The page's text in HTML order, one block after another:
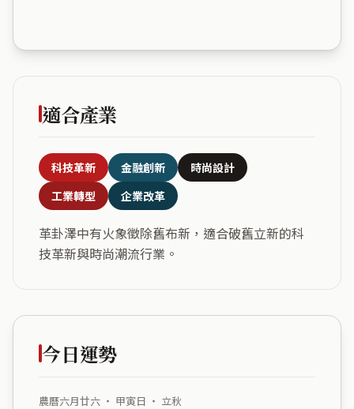
適合產業
科技革新 金融創新
時尚設計
工業轉型
企業改革
革卦澤中有火象徵除舊布新，適合破舊立新的科
技革新與時尚潮流行業。
今日運勢
農曆六月廿六 ・ 甲寅日 ・ 立秋